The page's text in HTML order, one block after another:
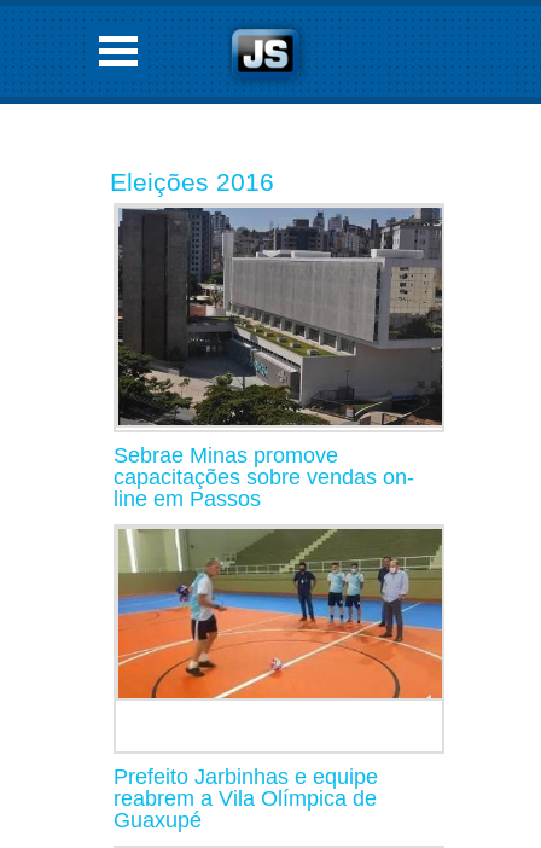
Eleições 2016
Sebrae Minas promove
capacitações sobre vendas on-
line em Passos
Prefeito Jarbinhas e equipe
reabrem a Vila Olímpica de
Guaxupé